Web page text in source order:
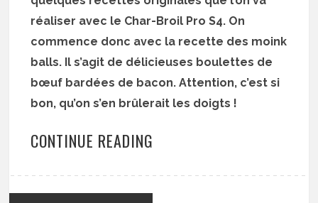
réaliser avec le Char-Broil Pro S4. On
commence donc avec la recette des moink
balls. Il s’agit de délicieuses boulettes de
bœuf bardées de bacon. Attention, c’est si
bon, qu’on s’en brûlerait les doigts !
CONTINUE READING